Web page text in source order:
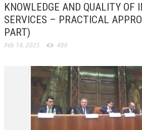
KNOWLEDGE AND QUALITY OF
SERVICES – PRACTICAL
PART)
Feb 14, 2025 486